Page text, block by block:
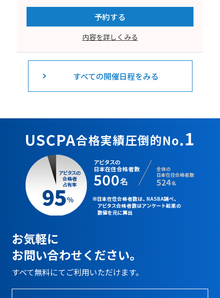
予約する
内容を詳しくみる
すべての開催日程をみる
お気軽に
お問い合わせください。
すべて無料にてご利用いただけます。